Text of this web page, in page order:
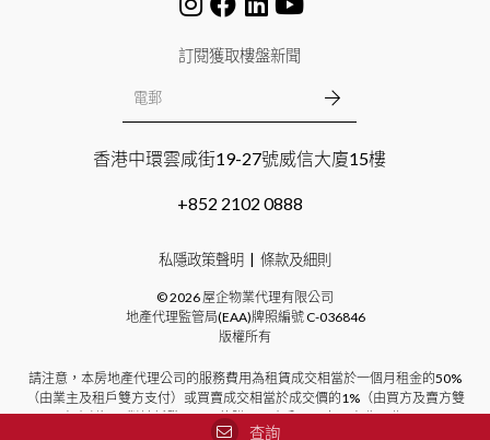
訂閱獲取樓盤新聞
香港中環雲咸街19-27號威信大廈15樓
+852 2102 0888
私隱政策聲明 條款及細則
©2026屋企物業代理有限公司
地產代理監管局(EAA)牌照編號C-036846
版權所有
請注意，本房地產代理公司的服務費用為租賃成交相當於一個月租金的50%
（由業主及租戶雙方支付）或買賣成交相當於成交價的1%（由買方及賣方雙
方支付）。對於新發展項目的購買，本公司不向買方收取費用。
查詢